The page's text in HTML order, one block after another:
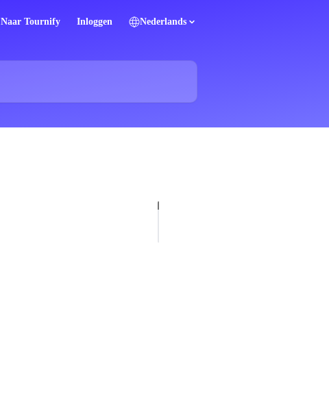
Naar Tournify Inloggen Nederlands